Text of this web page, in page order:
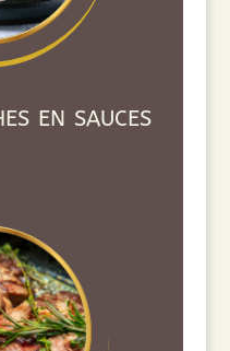
en sauces